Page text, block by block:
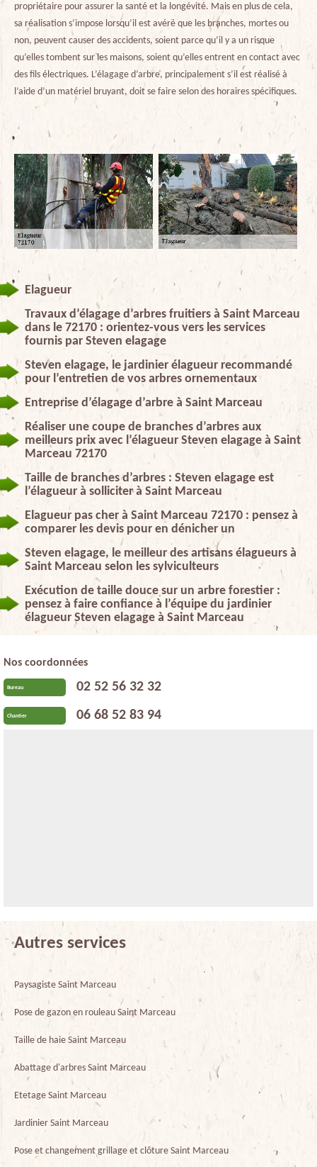
propriétaire pour assurer la santé et la longévité. Mais en plus de cela,
sa réalisation s’impose lorsqu’il est avéré que les branches, mortes ou
non, peuvent causer des accidents, soient parce qu’il y a un risque
qu’elles tombent sur les maisons, soient qu’elles entrent en contact avec
des fils électriques. L’élagage d’arbre, principalement s’il est réalisé à
l’aide d’un matériel bruyant, doit se faire selon des horaires spécifiques.
Elagueur
Travaux d’élagage d’arbres fruitiers à Saint Marceau
dans le 72170 : orientez-vous vers les services
fournis par Steven elagage
Steven elagage, le jardinier élagueur recommandé
pour l’entretien de vos arbres ornementaux
Entreprise d’élagage d’arbre à Saint Marceau
Réaliser une coupe de branches d’arbres aux
meilleurs prix avec l’élagueur Steven elagage à Saint
Marceau 72170
Taille de branches d’arbres : Steven elagage est
l’élagueur à solliciter à Saint Marceau
Elagueur pas cher à Saint Marceau 72170 : pensez à
comparer les devis pour en dénicher un
Steven elagage, le meilleur des artisans élagueurs à
Saint Marceau selon les sylviculteurs
Exécution de taille douce sur un arbre forestier :
pensez à faire confiance à l’équipe du jardinier
élagueur Steven elagage à Saint Marceau
Nos coordonnées
Bureau 02 52 56 32 32
Chantier 06 68 52 83 94
Autres services
Paysagiste Saint Marceau
Pose de gazon en rouleau Saint Marceau
Taille de haie Saint Marceau
Abattage d'arbres Saint Marceau
Etetage Saint Marceau
Jardinier Saint Marceau
Pose et changement grillage et clôture Saint Marceau